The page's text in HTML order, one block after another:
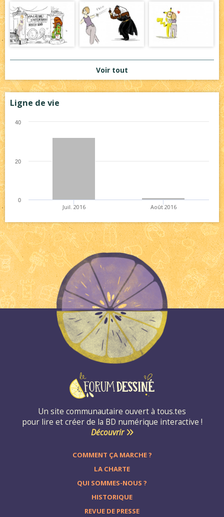
Voir tout
Ligne de vie
Juil. 2016 Août 2016
0
20
40
Un site communautaire ouvert à tous.tes
pour lire et créer de la BD numérique interactive !
Découvrir
COMMENT ÇA MARCHE ?
LA CHARTE
QUI SOMMES-NOUS ?
HISTORIQUE
REVUE DE PRESSE